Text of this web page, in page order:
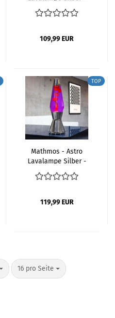
Blau Pink
109,99 EUR
TOP
Mathmos - Astro
Lavalampe Silber -
Violet Rot
119,99 EUR
16 pro Seite
pro Seite